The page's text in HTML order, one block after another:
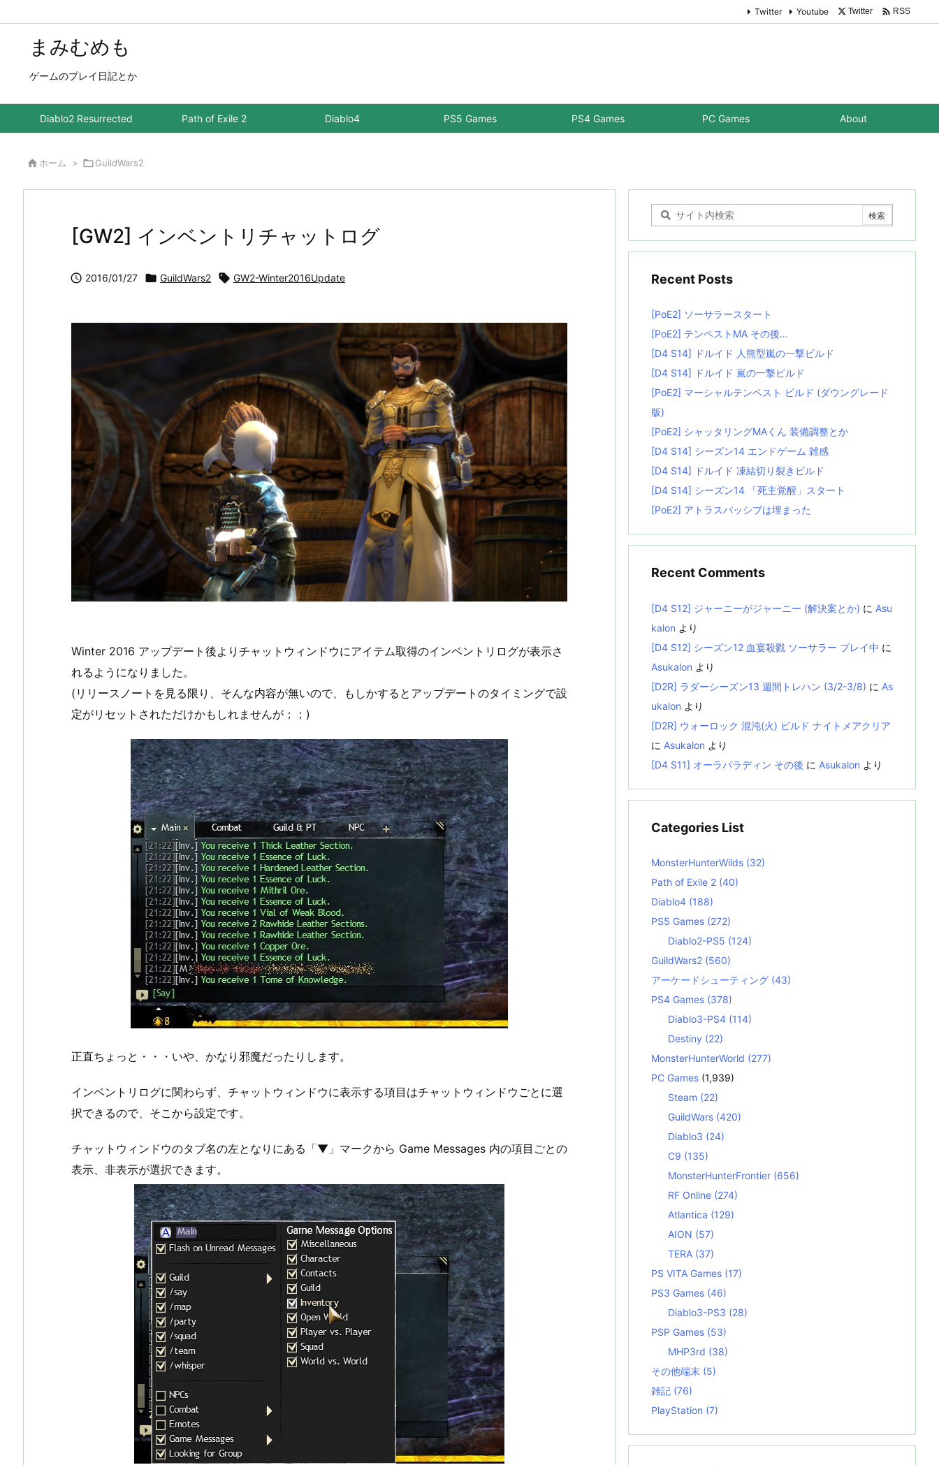
まみむめも
ゲームのプレイ日記とか
Diablo2 Resurrected Path of Exile 2 Diablo4 PS5 Games PS4 Games PC Games About
Twitter Youtube Twitter  RSS
 ホーム > GuildWars2
[GW2] インベントリチャットログ
 2016/01/27  GuildWars2  GW2-Winter2016Update
Winter 2016 アップデート後よりチャットウィンドウにアイテム取得のインベントリログが表示さ
れるようになりました。
(リリースノートを見る限り、そんな内容が無いので、もしかするとアップデートのタイミングで設
定がリセットされただけかもしれませんが；；)
正直ちょっと・・・いや、かなり邪魔だったりします。
インベントリログに関わらず、チャットウィンドウに表示する項目はチャットウィンドウごとに選
択できるので、そこから設定です。
チャットウィンドウのタブ名の左となりにある「▼」マークから Game Messages 内の項目ごとの
表示、非表示が選択できます。
Recent Posts
[PoE2] ソーサラースタート
[PoE2] テンペストMA その後…
[D4 S14] ドルイド 人熊型嵐の一撃ビルド
[D4 S14] ドルイド 嵐の一撃ビルド
[PoE2] マーシャルテンペスト ビルド (ダウングレード
版)
[PoE2] シャッタリングMAくん 装備調整とか
[D4 S14] シーズン14 エンドゲーム 雑感
[D4 S14] ドルイド 凍結切り裂きビルド
[D4 S14] シーズン14 「死主覚醒」スタート
[PoE2] アトラスパッシブは埋まった
Recent Comments
[D4 S12] ジャーニーがジャーニー (解決案とか) に Asu
kalon より
[D4 S12] シーズン12 血宴殺戮 ソーサラー プレイ中 に
Asukalon より
[D2R] ラダーシーズン13 週間トレハン (3/2-3/8) に As
ukalon より
[D2R] ウォーロック 混沌(火) ビルド ナイトメアクリア
に Asukalon より
[D4 S11] オーラパラディン その後 に Asukalon より
Categories List
MonsterHunterWilds (32)
Path of Exile 2 (40)
Diablo4 (188)
PS5 Games (272)
Diablo2-PS5 (124)
GuildWars2 (560)
アーケードシューティング (43)
PS4 Games (378)
Diablo3-PS4 (114)
Destiny (22)
MonsterHunterWorld (277)
PC Games (1,939)
Steam (22)
GuildWars (420)
Diablo3 (24)
C9 (135)
MonsterHunterFrontier (656)
RF Online (274)
Atlantica (129)
AION (57)
TERA (37)
PS VITA Games (17)
PS3 Games (46)
Diablo3-PS3 (28)
PSP Games (53)
MHP3rd (38)
その他端末 (5)
雑記 (76)
PlayStation (7)